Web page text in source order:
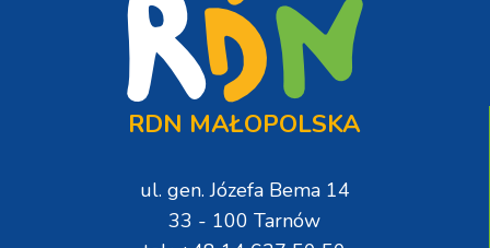
RDN MAŁOPOLSKA
ul. gen. Józefa Bema 14
33 - 100 Tarnów